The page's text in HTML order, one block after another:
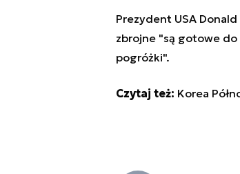
Prezydent USA
zbrojne "są gotowe do
pogróżki".
Czytaj też: Korea